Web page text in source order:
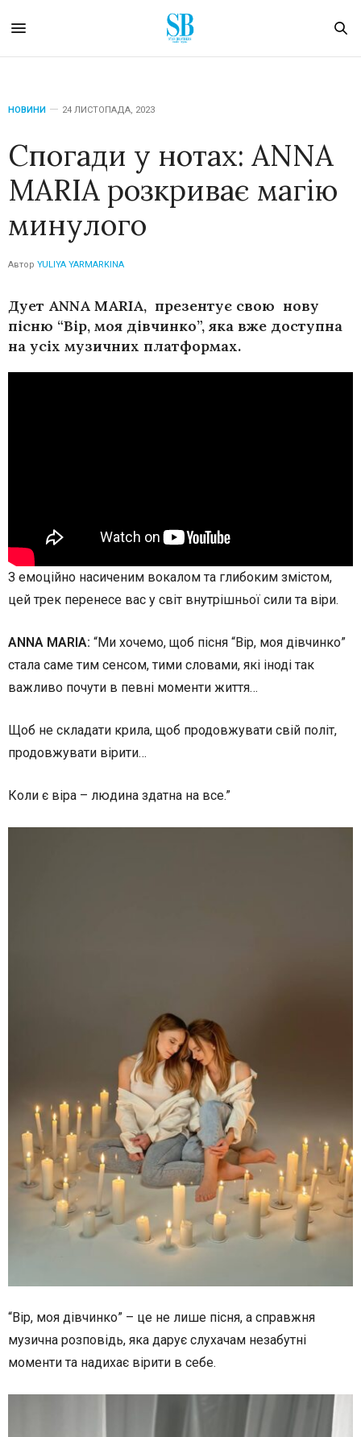
НОВИНИ 24 ЛИСТОПАДА, 2023
Спогади у нотах: ANNA
MARIA розкриває магію
минулого
Автор YULIYA YARMARKINA
Дует ANNA MARIA, презентує свою нову
пісню “Вір, моя дівчинко”, яка вже доступна
на усіх музичних платформах.
З емоційно насиченим вокалом та глибоким змістом,
цей трек перенесе вас у світ внутрішньої сили та віри.
ANNA MARIA: “Ми хочемо, щоб пісня “Вір, моя дівчинко”
стала саме тим сенсом, тими словами, які іноді так
важливо почути в певні моменти життя…
Щоб не складати крила, щоб продовжувати свій політ,
продовжувати вірити…
Коли є віра – людина здатна на все.”
“Вір, моя дівчинко” – це не лише пісня, а справжня
музична розповідь, яка дарує слухачам незабутні
моменти та надихає вірити в себе.